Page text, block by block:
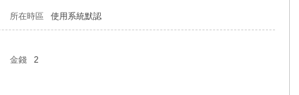
所在時區 使用系統默認
金錢
2